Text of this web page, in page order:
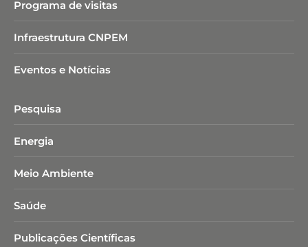
Programa de visitas
Infraestrutura CNPEM
Eventos e Notícias
Pesquisa
Energia
Meio Ambiente
Saúde
Publicações Científicas